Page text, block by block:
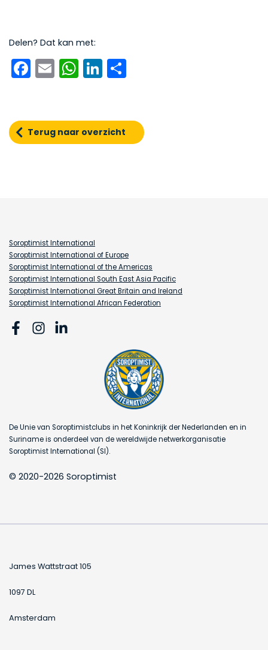
Delen? Dat kan met:
Facebook
EmailWhatsApp
LinkedIn
Terug naar overzicht
Soroptimist International
Soroptimist International of Europe
Soroptimist International of the Americas
Soroptimist International South East Asia Pacific
Soroptimist International Great Britain and Ireland
Soroptimist International African Federation
De Unie van Soroptimistclubs in het Koninkrijk der Nederlanden en in
Suriname is onderdeel van de wereldwijde netwerkorganisatie
Soroptimist International (SI).
© 2020-2026 Soroptimist
James Wattstraat 105
1097 DL
Amsterdam